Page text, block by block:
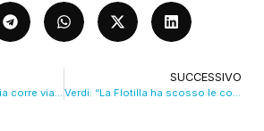
SUCCESSIVO